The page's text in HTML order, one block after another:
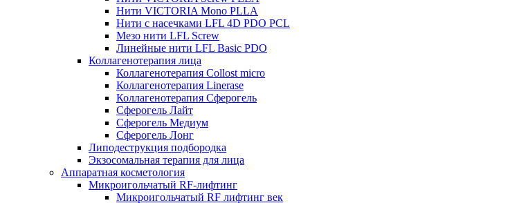
Нити VICTORIA Mono PLLA
Нити с насечками LFL 4D PDO PCL
Мезо нити LFL Screw
Линейные нити LFL Basic PDO
Коллагенотерапия лица
Коллагенотерапия Collost micro
Коллагенотерапия Linerase
Коллагенотерапия Сферогель
Сферогель Лайт
Сферогель Медиум
Сферогель Лонг
Липодеструкция подбородка
Экзосомальная терапия для лица
Аппаратная косметология
Микроигольчатый RF-лифтинг
Микроигольчатый RF лифтинг век